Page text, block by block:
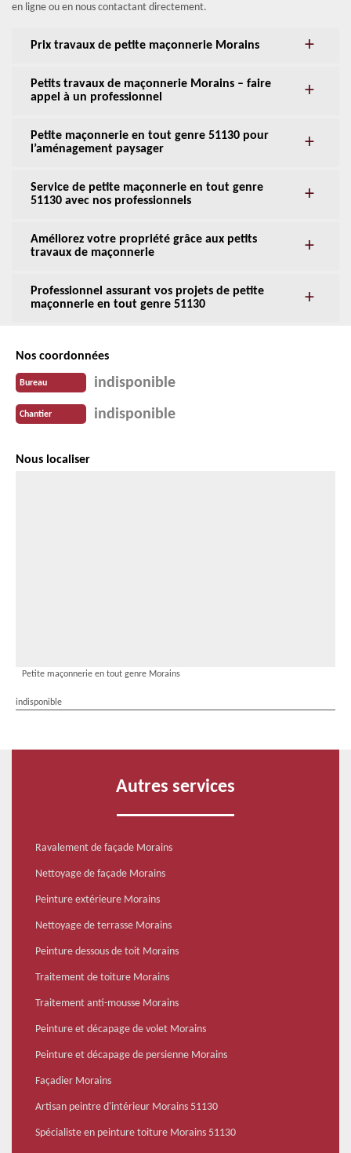
en ligne ou en nous contactant directement.
Prix travaux de petite maçonnerie Morains
Petits travaux de maçonnerie Morains – faire
appel à un professionnel
Petite maçonnerie en tout genre 51130 pour
l’aménagement paysager
Service de petite maçonnerie en tout genre
51130 avec nos professionnels
Améliorez votre propriété grâce aux petits
travaux de maçonnerie
Professionnel assurant vos projets de petite
maçonnerie en tout genre 51130
Nos coordonnées
Bureau indisponible
Chantier indisponible
Nous localiser
Petite maçonnerie en tout genre Morains
indisponible
Autres services
Ravalement de façade Morains
Nettoyage de façade Morains
Peinture extérieure Morains
Nettoyage de terrasse Morains
Peinture dessous de toit Morains
Traitement de toiture Morains
Traitement anti-mousse Morains
Peinture et décapage de volet Morains
Peinture et décapage de persienne Morains
Façadier Morains
Artisan peintre d'intérieur Morains 51130
Spécialiste en peinture toiture Morains 51130